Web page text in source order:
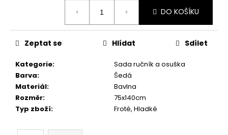
DO KOŠÍKU
Kategorie:
Sada ručník a osuška
Barva:
Šedá
Materiál:
Bavlna
Rozměr:
75x140cm
Typ zboží: Froté, Hladké
Zeptat se Hlídat Sdílet
u
m
e
UTĚRKA
GLOSS